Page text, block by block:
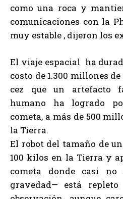
como una roca y
comunicaciones con la
muy estable , dijeron los
El viaje espacial ha
costo de 1.300 millones
cez que un artefacto
humano ha logrado
cometa, a más de 500
la Tierra.
El robot del tamaño de
100 kilos en la Tierra y
cometa donde casi
gravedad— está